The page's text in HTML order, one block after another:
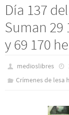
Día 137
Suman 29
y 69 170
medioslibres
Crímenes de lesa